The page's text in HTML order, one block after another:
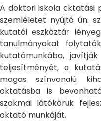
A doktori iskola oktatási
szemléletet nyújtó ún.
kutatói eszköztár
tanulmányokat
kutatómunkába,
teljesítményét, a
magas színvonalú
oktatásba is
szakmai látókörük
oktató munkáját.